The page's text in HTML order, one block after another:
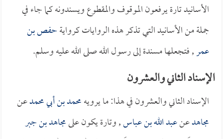
الأسانيد تارة يرفعون الموقوف والمقطوع ويسندونه كما جاء في
جملة من الأسانيد التي تذكر هذه الروايات كروايةحفص بن
عمر, فتجعلها مسندة إلى رسول الله صلى الله عليه وسلم.
الإسناد الثاني والعشرون
الإسناد الثاني والعشرون في هذا: ما يرويهمحمد بن أبي محمدعن
مجاهدعنعبد الله بن عباس, وتارة يكون علىمجاهد بن جبر